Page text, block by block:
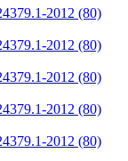
2012 (80)
2012 (80)
2012 (80)
2012 (80)
2012 (80)